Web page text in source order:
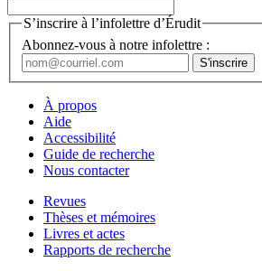
S’inscrire à l’infolettre d’Érudit
Abonnez-vous à notre infolettre :
À propos
Aide
Accessibilité
Guide de recherche
Nous contacter
Revues
Thèses et mémoires
Livres et actes
Rapports de recherche